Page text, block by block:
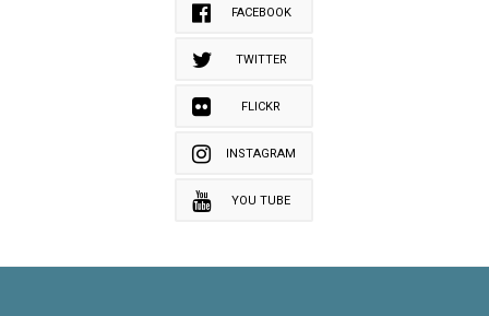
FACEBOOK
TWITTER
FLICKR
INSTAGRAM
YOU TUBE